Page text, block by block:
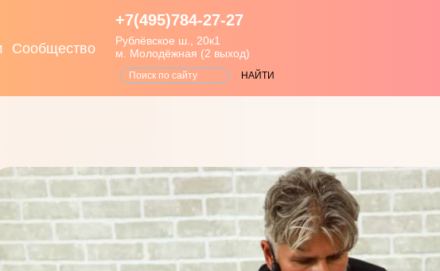
Сообщество
+7(495)784-27-27
Рублёвское ш., 20к1
м. Молодёжная (2 выход)